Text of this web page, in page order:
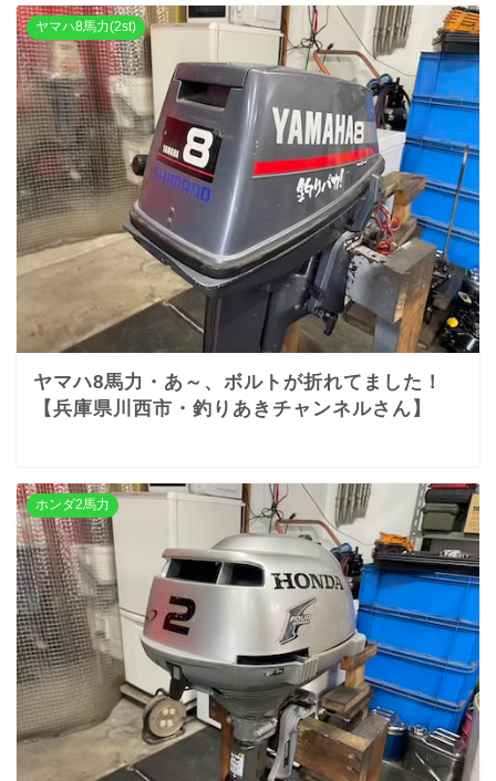
ヤマハ8馬力(2st)
ヤマハ8馬力・あ～、ボルトが折れてました！
【兵庫県川西市・釣りあきチャンネルさん】
ホンダ2馬力